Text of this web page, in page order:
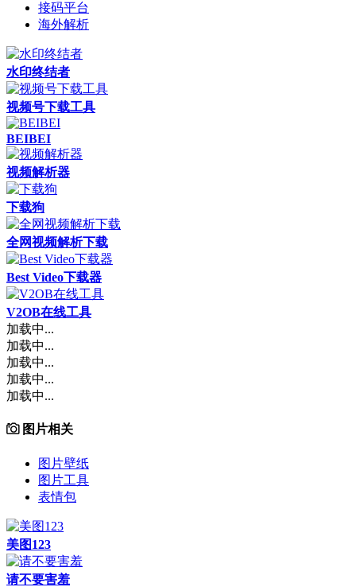
接码平台
海外解析
水印终结者
视频号下载工具
BEIBEI
视频解析器
下载狗
全网视频解析下载
Best Video下载器
V2OB在线工具
加载中...
加载中...
加载中...
加载中...
加载中...
图片相关
图片壁纸
图片工具
表情包
美图123
请不要害羞